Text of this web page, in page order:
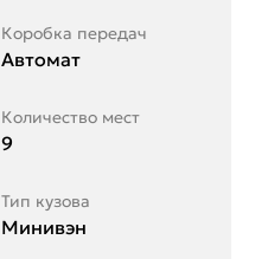
Коробка передач
Автомат
Количество мест
9
Тип кузова
Минивэн